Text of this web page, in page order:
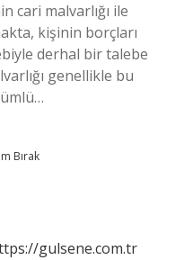
cari malvarlığı ile
kişinin borçları
derhal bir talebe
genellikle bu
Bırak
gulsene.com.tr